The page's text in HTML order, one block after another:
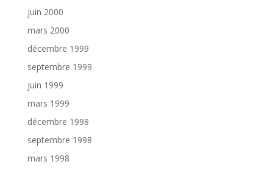
juin 2000
mars 2000
décembre 1999
septembre 1999
juin 1999
mars 1999
décembre 1998
septembre 1998
mars 1998